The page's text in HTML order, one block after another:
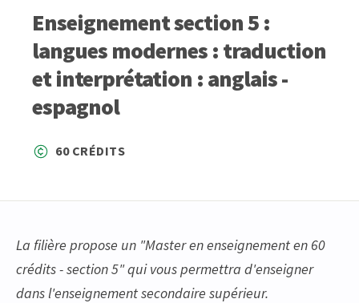
Enseignement section 5 :
langues modernes : traduction
et interprétation : anglais -
espagnol
60 CRÉDITS
La filière propose un "Master en enseignement en 60
crédits - section 5" qui vous permettra d'enseigner
dans l'enseignement secondaire supérieur.